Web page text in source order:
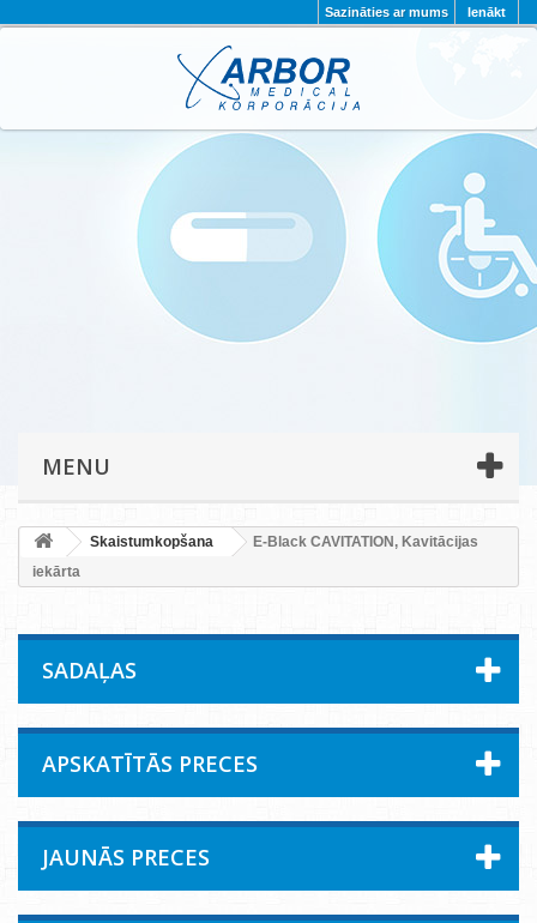
Ienākt
Sazināties ar mums
PAR MUMS PROJEKTI
KONTAKTI
PRIVĀTUMA POLITIKA
MENU
Skaistumkopšana
E-Black CAVITATION, Kavitācijas
iekārta
SADAĻAS
APSKATĪTĀS PRECES
JAUNĀS PRECES